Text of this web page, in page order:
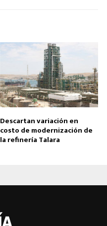
Descartan variación en
costo de modernización de
la refinería Talara